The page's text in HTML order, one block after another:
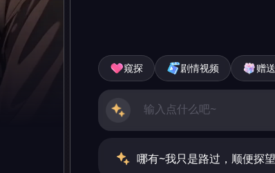
窥探 剧情视频 赠
哪有~我只是路过，顺便探